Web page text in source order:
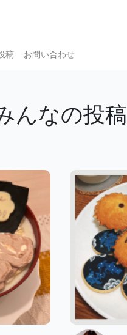
稿 お問い合わせ
んなの投稿